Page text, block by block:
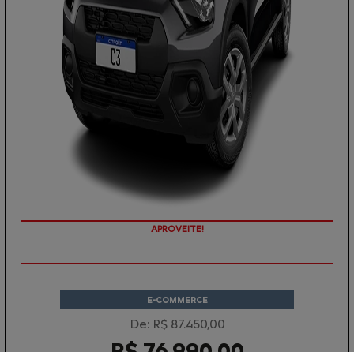
PREÇOS REDUZIDOS
E-COMMERCE
De: R$ 87.450,00